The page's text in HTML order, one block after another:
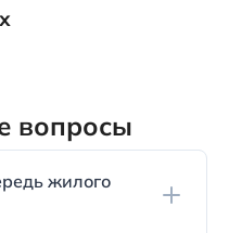
вопросы
жилого